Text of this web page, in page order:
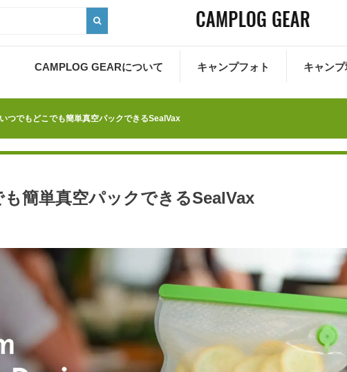
CAMPLOG GEARについて キャンプフォト キャン
いつでもどこでも簡単真空パックできるSealVax
簡単真空パックできるSealVax